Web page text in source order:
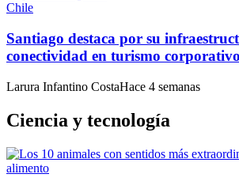
Chile
Santiago destaca por su
conectividad en turismo
Larura Infantino CostaHace 4 semanas
Ciencia y tecnología